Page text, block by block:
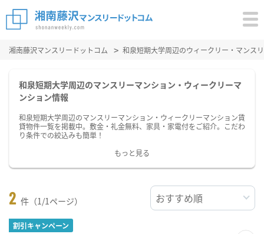
湘南藤沢マンスリードットコム 和泉短期大学周辺のウィークリー・マンス
和泉短期大学周辺のマンスリーマンション・ウィークリーマ
ンション情報
和泉短期大学周辺のマンスリーマンション・ウィークリーマンション賃
貸物件一覧を掲載中。敷金・礼金無料、家具・家電付をご紹介。こだわ
り条件での絞込みも簡単！
もっと見る
2 件（1/1ページ）
割引キャンペーン